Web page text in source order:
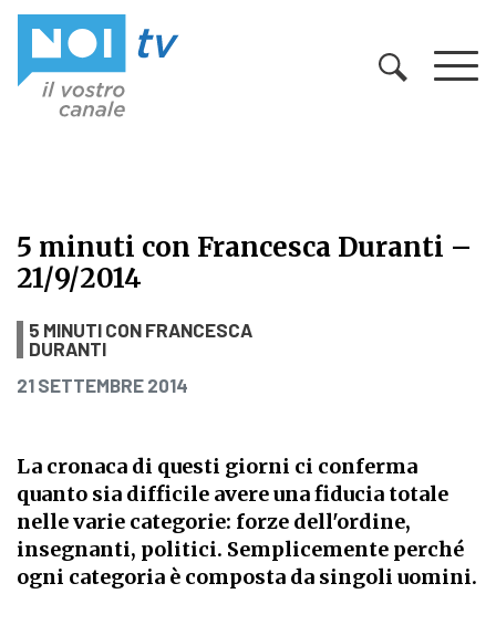
5 minuti con Francesca Duranti –
21/9/2014
5 minuti con Francesca Duranti –
5 MINUTI CON FRANCESCA
DURANTI
PUBBLICATO IL
21 SETTEMBRE 2014
La cronaca di questi giorni ci conferma
quanto sia difficile avere una fiducia totale
nelle varie categorie: forze dell'ordine,
insegnanti, politici. Semplicemente perché
ogni categoria è composta da singoli uomini.